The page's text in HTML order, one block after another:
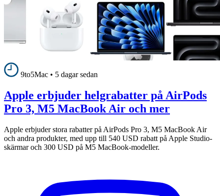
9to5Mac • 5 dagar sedan
Apple erbjuder helgrabatter på AirPods
Pro 3, M5 MacBook Air och mer
Apple erbjuder stora rabatter på AirPods Pro 3, M5 MacBook Air
och andra produkter, med upp till 540 USD rabatt på Apple Studio-
skärmar och 300 USD på M5 MacBook-modeller.